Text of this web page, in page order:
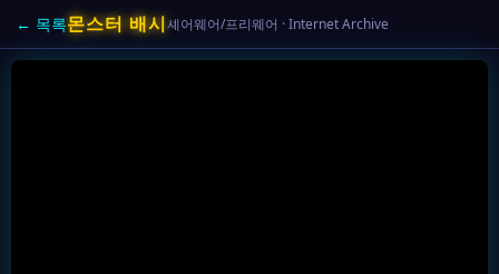
← 목록몬스터 배시셰어웨어/프리웨어 · Internet Archive